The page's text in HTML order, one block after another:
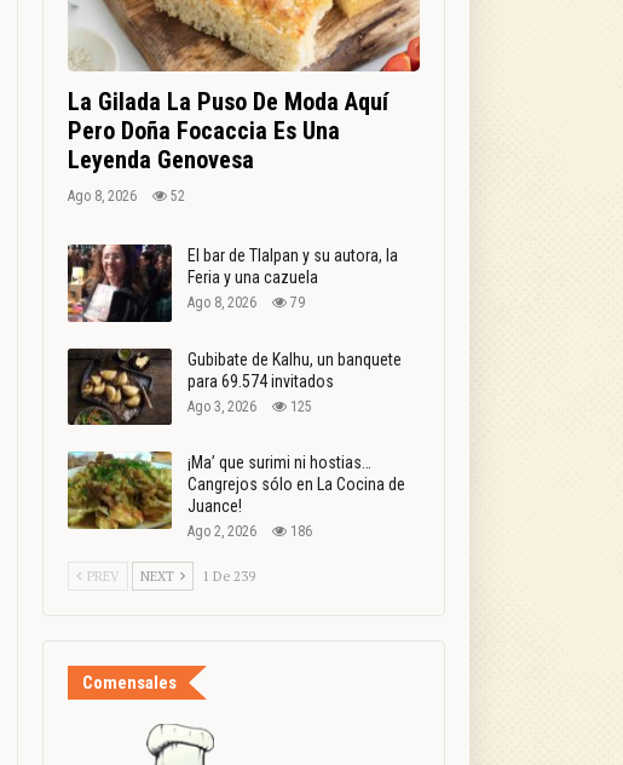
La Gilada La Puso De Moda Aquí
Pero Doña Focaccia Es Una
Leyenda Genovesa
Ago 8, 2026 52
El bar de Tlalpan y su autora, la
Feria y una cazuela
Ago 8, 2026 79
Gubibate de Kalhu, un banquete
para 69.574 invitados
Ago 3, 2026 125
¡Ma’ que surimi ni hostias…
Cangrejos sólo en La Cocina de
Juance!
Ago 2, 2026 186
PREV NEXT 1 De 239
Comensales